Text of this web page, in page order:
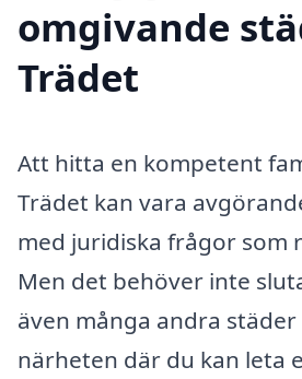
omgivande
Trädet
Att hitta en kompetent
Trädet kan vara
med juridiska frågor som
Men det behöver inte
även många andra
närheten där du kan leta